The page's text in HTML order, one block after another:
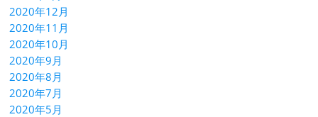
2020年12月
2020年11月
2020年10月
2020年9月
2020年8月
2020年7月
2020年5月